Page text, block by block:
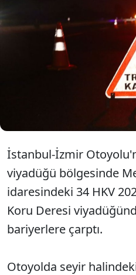
İstanbul-
eden kişilere,
kazada 3 kişi
İstanbul-İzmir
viyadüğü bölgesinde
idaresindeki 34 HKV
Koru Deresi
bariyerlere çarptı.
Otoyolda seyir